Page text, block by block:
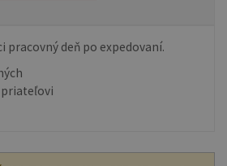
pracovný deň po expedovaní.